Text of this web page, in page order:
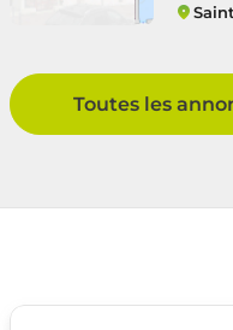
Toutes les